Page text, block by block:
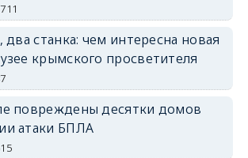
два станка: чем интересна новая
крымского просветителя
повреждены десятки домов
атаки БПЛА